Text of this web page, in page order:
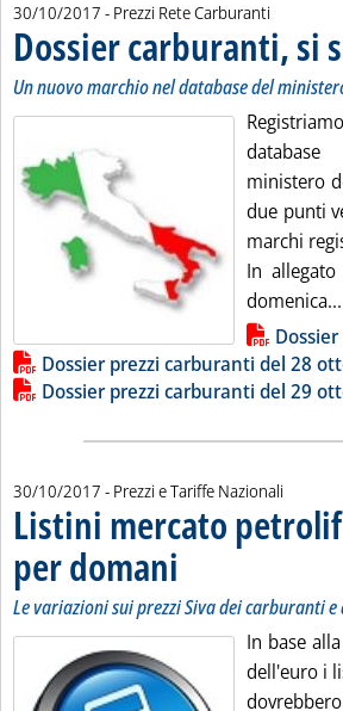
30/10/2017 - Prezzi Rete Carburanti
Dossier carburanti, si
Un nuovo marchio nel database del
ministero
due punti
marchi
In
Lista allegati PDF alla notizia
Dossier prezzi carburanti del 28
Dossier prezzi carburanti del 29
30/10/2017 - Prezzi e Tariffe Nazionali
Listini mercato
per domani . Sottotitolo: Le variazioni
. Pubblicata lunedì 30
Le variazioni sui prezzi Siva dei carburanti
In base
dell'euro i